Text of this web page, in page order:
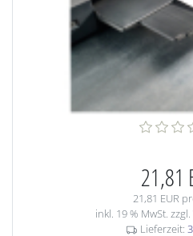
21,81
21,81 EUR
inkl. 19 % MwSt. zzgl.
Lieferzeit: